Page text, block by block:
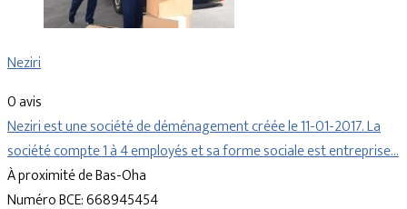
Neziri
0 avis
Neziri est une société de déménagement créée le 11-01-2017. La
société compte 1 à 4 employés et sa forme sociale est entreprise…
À proximité de Bas-Oha
Numéro BCE: 668945454